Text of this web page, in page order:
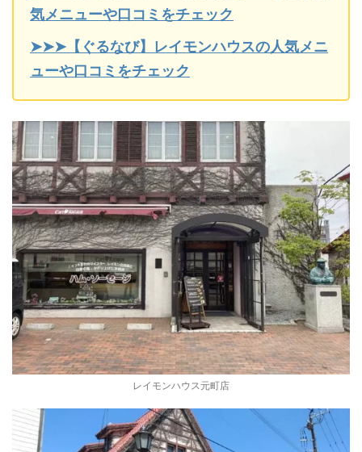
気メニューや口コミをチェック
➤➤➤【ぐるなび】レイモンハウスの人気メニ
ューや口コミをチェック
レイモンハウス元町店